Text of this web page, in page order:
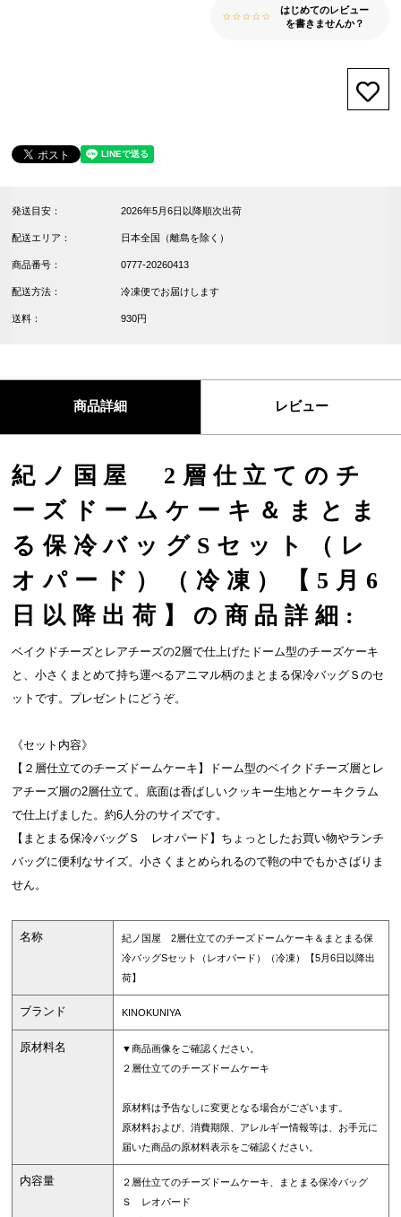
はじめてのレビュー
を書きませんか？
発送目安： 2026年5月6日以降順次出荷
配送エリア： 日本全国（離島を除く）
商品番号： 0777-20260413
配送方法： 冷凍便でお届けします
送料： 930円
商品詳細 レビュー
紀ノ国屋 2層仕立てのチ
ーズドームケーキ＆まとま
る保冷バッグSセット（レ
オパード）（冷凍）【5月6
日以降出荷】の商品詳細:
ベイクドチーズとレアチーズの2層で仕上げたドーム型のチーズケーキ
と、小さくまとめて持ち運べるアニマル柄のまとまる保冷バッグＳのセ
ットです。プレゼントにどうぞ。
《セット内容》
【２層仕立てのチーズドームケーキ】ドーム型のベイクドチーズ層とレ
アチーズ層の2層仕立て。底面は香ばしいクッキー生地とケーキクラム
で仕上げました。約6人分のサイズです。
【まとまる保冷バッグＳ レオパード】ちょっとしたお買い物やランチ
バッグに便利なサイズ。小さくまとめられるので鞄の中でもかさばりま
せん。
名称
紀ノ国屋 2層仕立てのチーズドームケーキ＆まとまる保
冷バッグSセット（レオパード）（冷凍）【5月6日以降出
荷】
ブランド KINOKUNIYA
原材料名
▼商品画像をご確認ください。
２層仕立てのチーズドームケーキ
原材料は予告なしに変更となる場合がございます。
原材料および、消費期限、アレルギー情報等は、お手元に
届いた商品の原材料表示をご確認ください。
内容量
２層仕立てのチーズドームケーキ、まとまる保冷バッグ
Ｓ レオパード